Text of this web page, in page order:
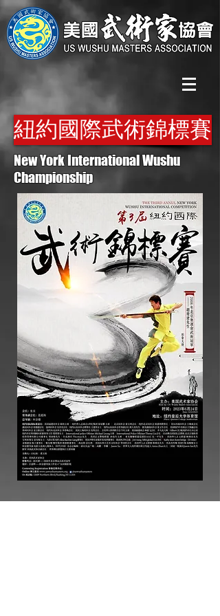
紐約國際武術錦標賽
New York International Wushu
Championship